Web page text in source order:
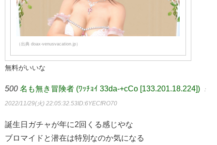
（出典 doax-venusvacation.jp）
無料がいいな
500 名も無き冒険者 (ﾜｯﾁｮｲ 33da-+cCo [133.201.18.224]) ：
2022/11/29(火) 22:05:32.53ID:6YECfRO70
誕生日ガチャが年に2回くる感じやな
ブロマイドと潜在は特別なのか気になる